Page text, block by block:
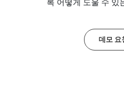
록 어떻게 도울 수 있
데모 요